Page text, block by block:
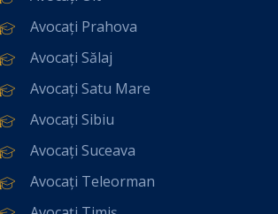
Avocați Prahova
Avocați Sălaj
Avocați Satu Mare
Avocați Sibiu
Avocați Suceava
Avocați Teleorman